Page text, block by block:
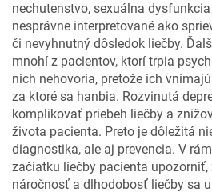
nechutenstvo, sexuálna
nesprávne interpretované ako
či nevyhnutný dôsledok liečby.
mnohí z pacientov, ktorí trpia
nich nehovoria, pretože ich
za ktoré sa hanbia. Rozvinutá
komplikovať priebeh liečby a
života pacienta. Preto je dôležitá
diagnostika, ale aj prevencia. V
začiatku liečby pacienta
náročnosť a dlhodobosť liečby sa